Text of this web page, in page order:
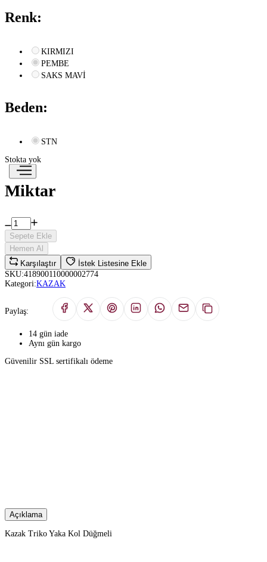
Renk:
KIRMIZI
PEMBE
SAKS MAVİ
Beden:
STN
Stokta yok
Miktar
Sepete Ekle
Hemen Al
Karşılaştır
İstek Listesine Ekle
SKU:418900110000002774
Kategori:KAZAK
Paylaş:
14 gün iade
Aynı gün kargo
Güvenilir SSL sertifikalı ödeme
Açıklama
Kazak Triko Yaka Kol Düğmeli